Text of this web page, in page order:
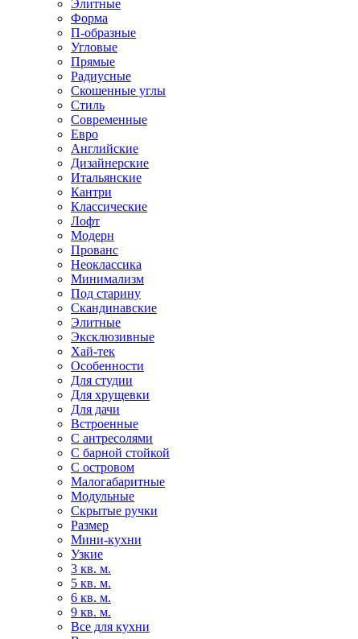
Элитные
Форма
П-образные
Угловые
Прямые
Радиусные
Скошенные углы
Стиль
Современные
Евро
Английские
Дизайнерские
Итальянские
Кантри
Классические
Лофт
Модерн
Прованс
Неоклассика
Минимализм
Под старину
Скандинавские
Элитные
Эксклюзивные
Хай-тек
Особенности
Для студии
Для хрущевки
Для дачи
Встроенные
С антресолями
С барной стойкой
С островом
Малогабаритные
Модульные
Скрытые ручки
Размер
Мини-кухни
Узкие
3 кв. м.
5 кв. м.
6 кв. м.
9 кв. м.
Все для кухни